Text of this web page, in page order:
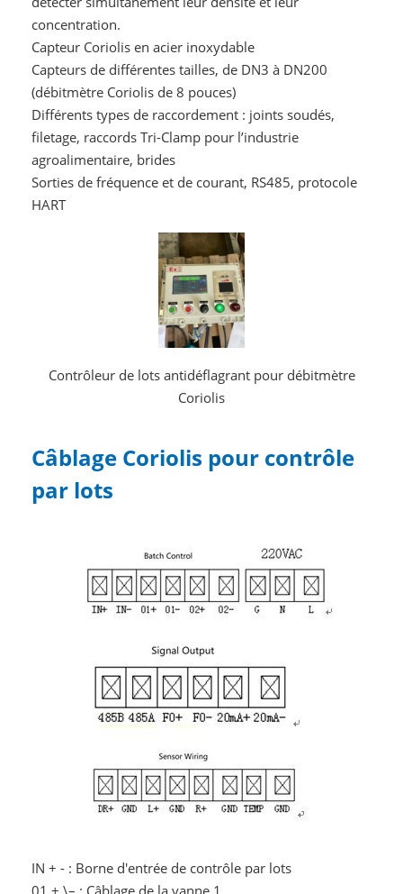
concentration.
Capteur Coriolis en acier inoxydable
Capteurs de différentes tailles, de DN3 à DN200
(débitmètre Coriolis de 8 pouces)
Différents types de raccordement : joints soudés,
filetage, raccords Tri-Clamp pour l’industrie
agroalimentaire, brides
Sorties de fréquence et de courant, RS485, protocole
HART
Contrôleur de lots antidéflagrant pour débitmètre
Coriolis
Câblage Coriolis pour contrôle
par lots
IN + - : Borne d'entrée de contrôle par lots
01 + \– : Câblage de la vanne 1